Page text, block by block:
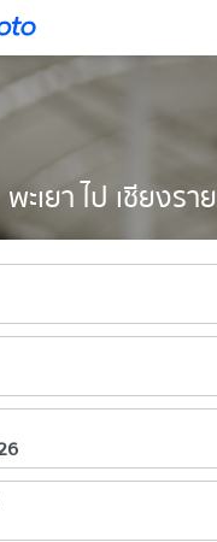
พะเยา ไป เชียงราย